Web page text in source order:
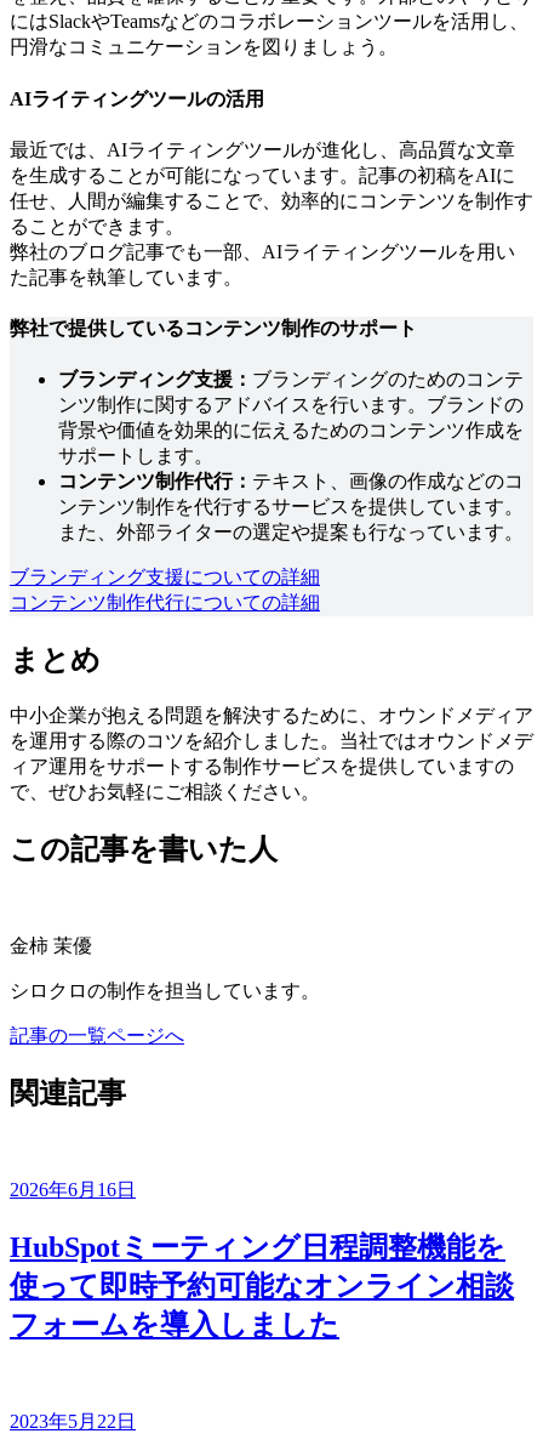
にはSlackやTeamsなどのコラボレーションツールを活用し、
円滑なコミュニケーションを図りましょう。
AIライティングツールの活用
最近では、AIライティングツールが進化し、高品質な文章
を生成することが可能になっています。記事の初稿をAIに
任せ、人間が編集することで、効率的にコンテンツを制作す
ることができます。
弊社のブログ記事でも一部、AIライティングツールを用い
た記事を執筆しています。
弊社で提供しているコンテンツ制作のサポート
ブランディング支援： ブランディングのためのコンテ
ンツ制作に関するアドバイスを行います。ブランドの
背景や価値を効果的に伝えるためのコンテンツ作成を
サポートします。
コンテンツ制作代行： テキスト、画像の作成などのコ
ンテンツ制作を代行するサービスを提供しています。
また、外部ライターの選定や提案も行なっています。
ブランディング支援についての詳細
コンテンツ制作代行についての詳細
まとめ
中小企業が抱える問題を解決するために、オウンドメディア
を運用する際のコツを紹介しました。当社ではオウンドメデ
ィア運用をサポートする制作サービスを提供していますの
で、ぜひお気軽にご相談ください。
この記事を書いた人
金柿 茉優
シロクロの制作を担当しています。
記事の一覧ページへ
関連記事
2026年6月16日
HubSpotミーティング日程調整機能を
使って即時予約可能なオンライン相談
フォームを導入しました
2023年5月22日